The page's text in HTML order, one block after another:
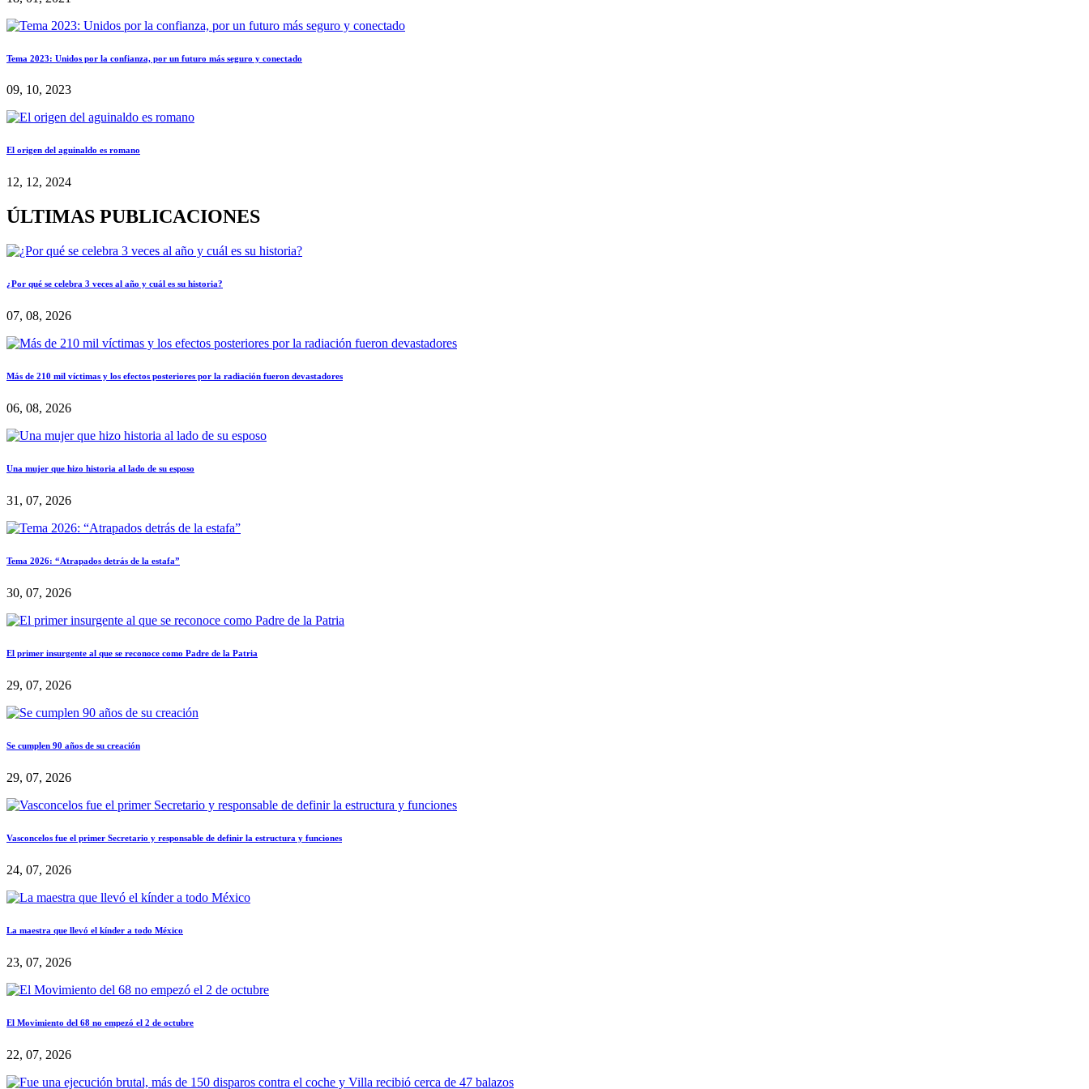
Tema 2023: Unidos por la confianza, por un futuro más seguro y conectado
09, 10, 2023
El origen del aguinaldo es romano
12, 12, 2024
ÚLTIMAS PUBLICACIONES
¿Por qué se celebra 3 veces al año y cuál es su historia?
07, 08, 2026
Más de 210 mil víctimas y los efectos posteriores por la radiación fueron devastadores
06, 08, 2026
Una mujer que hizo historia al lado de su esposo
31, 07, 2026
Tema 2026: “Atrapados detrás de la estafa”
30, 07, 2026
El primer insurgente al que se reconoce como Padre de la Patria
29, 07, 2026
Se cumplen 90 años de su creación
29, 07, 2026
Vasconcelos fue el primer Secretario y responsable de definir la estructura y funciones
24, 07, 2026
La maestra que llevó el kínder a todo México
23, 07, 2026
El Movimiento del 68 no empezó el 2 de octubre
22, 07, 2026